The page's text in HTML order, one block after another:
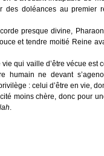
des doléances au premier
presque divine,
et tendre moitié Reine
qui vaille d’être vécue est
humain ne devant
: celui d’être en vie,
moins chère, donc pour
.